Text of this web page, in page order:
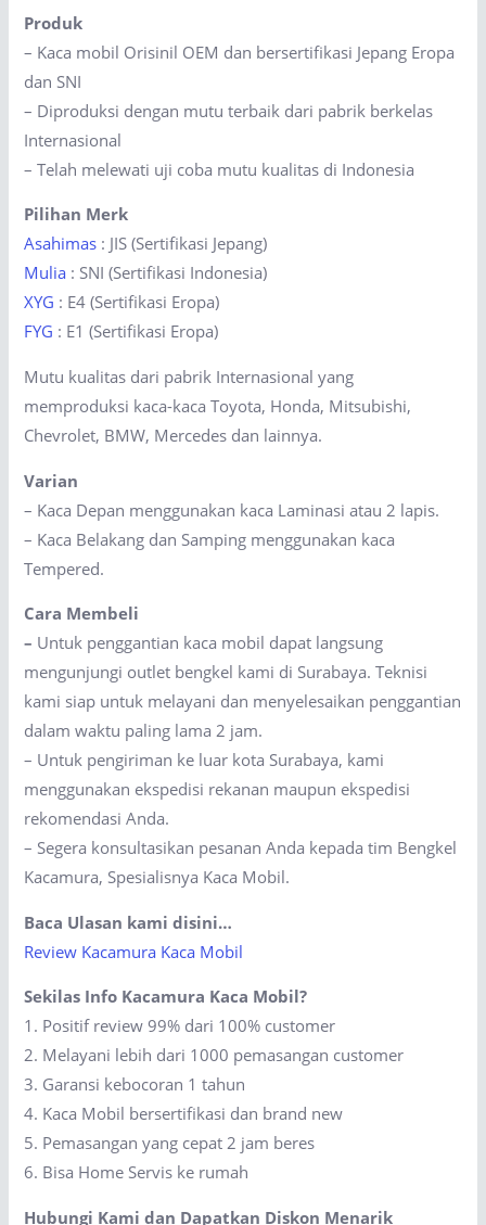
Surabaya
quantity
Produk
– Kaca mobil Orisinil OEM dan bersertifikasi Jepang Eropa
dan SNI
– Diproduksi dengan mutu terbaik dari pabrik berkelas
Internasional
– Telah melewati uji coba mutu kualitas di Indonesia
Pilihan Merk
Asahimas : JIS (Sertifikasi Jepang)
Mulia : SNI (Sertifikasi Indonesia)
XYG : E4 (Sertifikasi Eropa)
FYG : E1 (Sertifikasi Eropa)
Mutu kualitas dari pabrik Internasional yang
memproduksi kaca-kaca Toyota, Honda, Mitsubishi,
Chevrolet, BMW, Mercedes dan lainnya.
Varian
– Kaca Depan menggunakan kaca Laminasi atau 2 lapis.
– Kaca Belakang dan Samping menggunakan kaca
Tempered.
Cara Membeli
– Untuk penggantian kaca mobil dapat langsung
mengunjungi outlet bengkel kami di Surabaya. Teknisi
kami siap untuk melayani dan menyelesaikan penggantian
dalam waktu paling lama 2 jam.
– Untuk pengiriman ke luar kota Surabaya, kami
menggunakan ekspedisi rekanan maupun ekspedisi
rekomendasi Anda.
– Segera konsultasikan pesanan Anda kepada tim Bengkel
Kacamura, Spesialisnya Kaca Mobil.
Baca Ulasan kami disini…
Review Kacamura Kaca Mobil
Sekilas Info Kacamura Kaca Mobil?
1. Positif review 99% dari 100% customer
2. Melayani lebih dari 1000 pemasangan customer
3. Garansi kebocoran 1 tahun
4. Kaca Mobil bersertifikasi dan brand new
5. Pemasangan yang cepat 2 jam beres
6. Bisa Home Servis ke rumah
Hubungi Kami dan Dapatkan Diskon Menarik